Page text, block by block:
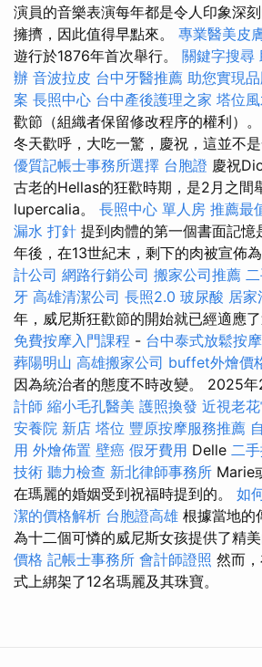
演員的音樂表演每年都是令人印象深
擁擠，因此值得早點來。 專業醫美皮
遊行於1876年首次舉行。 關鍵字搜尋
辦 音波拉皮 台中牙醫推薦 助您實現
案 長照中心 台中產後護理之家 塔位
歡節（組織者保留修改程序的權利）
冬天歡呼，大吃一驚，慶祝，這並不是
優質記帳士事務所選擇 台胞證 慶祝
古老的Hellas的狂歡時期，是2月之間
lupercalia。 長照中心 單人房 推薦最
漏水 打針 提到肉體的第一個書面記
年後，在13世紀末，剩下的肉被宣佈
計公司 網路行銷公司 搬家公司推薦
牙 高雄清潔公司 長照2.0 玻尿酸 居家
年，威尼斯狂歡節的開始就已經適應
免費按摩入門課程 - 台中泰式放鬆按摩
葬陽明山 高雄搬家公司 buffet外燴價
因為統治者的態度不時改變。 2025
計師 縮小毛孔醫美 護照換發 近視老
安養院 新店 塔位 豐原按摩服務推薦
用 外燴佈置 壁癌 假牙費用 Delle 二
技術 聽力檢查 新北律師事務所 Marie
在瑪麗的婚姻受到祝福時提到的。 如
潔的價格解析 台胞證高雄 根據當地的
為十二個可憐的威尼斯女孩提供了精美
價格 記帳士事務所 會計師證照 然而
式上綁架了12名瑪麗及其珠寶。